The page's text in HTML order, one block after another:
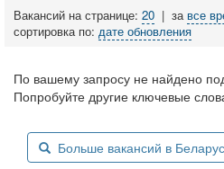
Вакансий на странице: 20 | за все
сортировка по: дате обновления
По вашему запросу не найдено
Попробуйте другие ключевые
Больше вакансий в